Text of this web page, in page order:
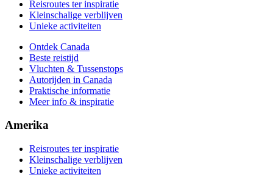
Reisroutes ter inspiratie
Kleinschalige verblijven
Unieke activiteiten
Ontdek Canada
Beste reistijd
Vluchten & Tussenstops
Autorijden in Canada
Praktische informatie
Meer info & inspiratie
Amerika
Reisroutes ter inspiratie
Kleinschalige verblijven
Unieke activiteiten